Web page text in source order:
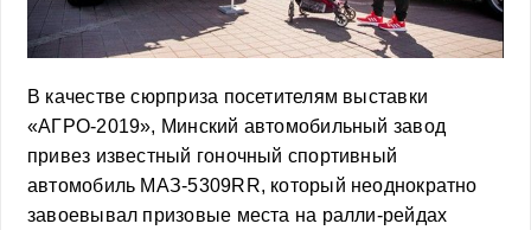
В качестве сюрприза посетителям выставки
«АГРО-2019», Минский автомобильный завод
привез известный гоночный спортивный
автомобиль МАЗ-5309RR, который неоднократно
завоевывал призовые места на ралли-рейдах